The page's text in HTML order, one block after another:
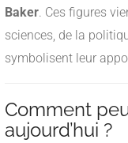
Baker. Ces figures
sciences, de la
symbolisent leur
Comment
aujourd’hui ?